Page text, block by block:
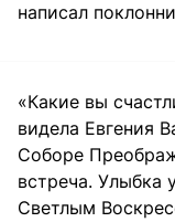
написал
«Какие вы
видела Евгения
Соборе
встреча. Улыбка
Светлым